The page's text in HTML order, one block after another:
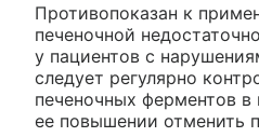
Противопоказан к
печеночной
у пациентов с
следует регулярно
печеночных ферментов
ее повышении отменить